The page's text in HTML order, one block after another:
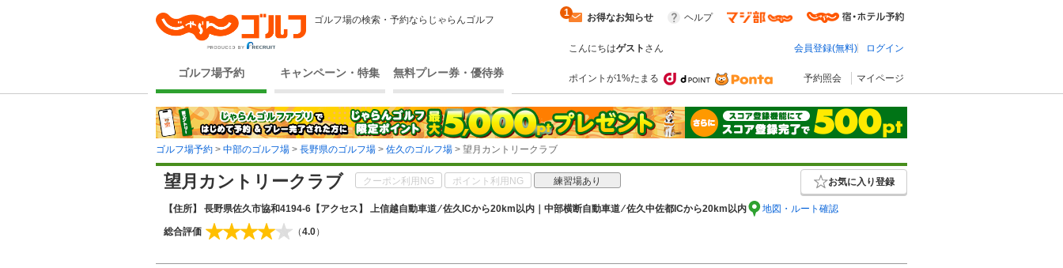
ゴルフ場の検索・予約ならじゃらんゴルフ
ゴルフ場予約 キャンペーン・特集 無料プレー券・優待券
お得なお知らせ
1 ヘルプ
こんにちはゲスト さん 会員登録(無料) ログイン
ポイントが1%たまる 予約照会 マイページ
ゴルフ場予約 > 中部のゴルフ場 > 長野県のゴルフ場 > 佐久のゴルフ場 > 望月カントリークラブ
望月カントリークラブ クーポン利用NG ポイント利用NG 練習場あり お気に入り登録
【住所】 長野県佐久市協和4194-6 【アクセス】 上信越自動車道 ⁄ 佐久ICから20km以内｜中部横断自動車道 ⁄ 佐久中佐都ICから20km以内 地図・ルート確認
総合評価 （4.0）